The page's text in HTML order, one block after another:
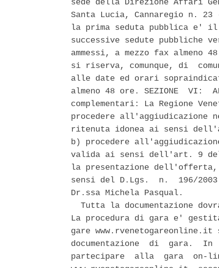
sede della Direzione Affari
Santa Lucia, Cannaregio n.
la prima seduta pubblica e'
successive sedute pubbliche
ammessi, a mezzo fax almeno
si riserva, comunque, di
alle date ed orari
almeno 48 ore. SEZIONE  VI:
complementari: La Regione
procedere all'aggiudicazione
ritenuta idonea ai sensi
b) procedere
valida ai sensi dell'art. 9
la presentazione
sensi del D.Lgs.  n.  196/
Dr.ssa Michela Pasqual.
Tutta la documentazione
La procedura di gara e'
gare
documentazione  di  gara.
partecipare  alla  gara